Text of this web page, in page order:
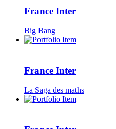
France Inter
Big Bang
France Inter
La Saga des maths